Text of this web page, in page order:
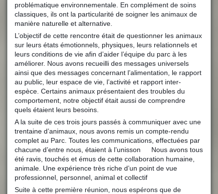
problématique environnementale. En complément de soins
classiques, ils ont la particularité de soigner les animaux de
manière naturelle et alternative.
L’objectif de cette rencontre était de questionner les animaux
sur leurs états émotionnels, physiques, leurs relationnels et
leurs conditions de vie afin d’aider l’équipe du parc à les
améliorer. Nous avons recueilli des messages universels
ainsi que des messages concernant l’alimentation, le rapport
au public, leur espace de vie, l’activité et rapport inter-
espèce. Certains animaux présentaient des troubles du
comportement, notre objectif était aussi de comprendre
quels étaient leurs besoins.
A la suite de ces trois jours passés à communiquer avec une
trentaine d’animaux, nous avons remis un compte-rendu
complet au Parc. Toutes les communications, effectuées par
chacune d’entre nous, étaient à l’unisson
????
Nous avons tous
été ravis, touchés et émus de cette collaboration humaine,
animale. Une expérience très riche d’un point de vue
professionnel, personnel, animal et collectif
Suite à cette première réunion, nous espérons que de